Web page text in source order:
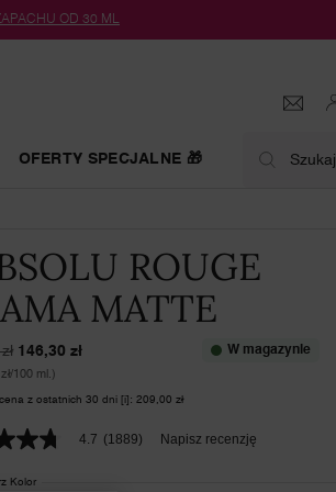
OD 30 ML
OFERTY SPECJALNE 🎁 Szukaj
ROUGE
MATTE
146,30 zł
100 ml.)
W magazynie
z ostatnich 30 dni [i]: 209,00 zł
4.7 (1889) Napisz recenzję
Kolor